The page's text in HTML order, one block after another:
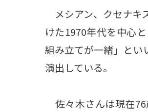
メシアン、クセナキ
けた1970年代を中心
組み立てが一緒」とい
演出している。
佐々木さんは現在